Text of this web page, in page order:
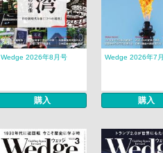
Wedge 2026年8月号
購入
Wedge 2026年7
購入